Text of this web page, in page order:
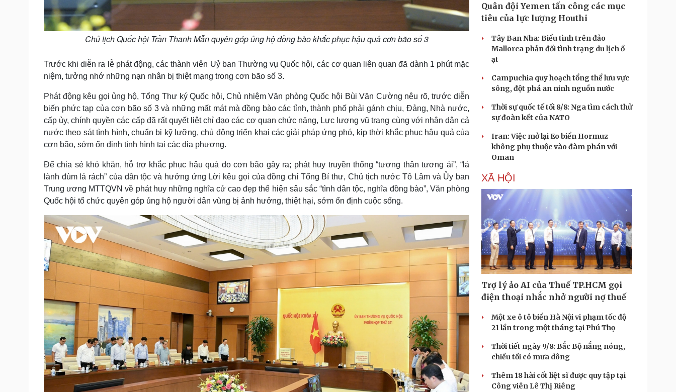
Chủ tịch Quốc hội Trần Thanh Mẫn quyên góp ủng hộ đồng bào khắc phục hậu quả cơn bão số 3
Trước khi diễn ra lễ phát động, các thành viên Uỷ ban Thường vụ Quốc hội, các cơ quan liên quan đã dành 1 phút mặc
niệm, tưởng nhớ những nạn nhân bị thiệt mạng trong cơn bão số 3.
Phát động kêu gọi ủng hộ, Tổng Thư ký Quốc hội, Chủ nhiệm Văn phòng Quốc hội Bùi Văn Cường nêu rõ, trước diễn
biến phức tạp của cơn bão số 3 và những mất mát mà đồng bào các tỉnh, thành phố phải gánh chịu, Đảng, Nhà nước,
cấp ủy, chính quyền các cấp đã rất quyết liệt chỉ đạo các cơ quan chức năng, Lực lượng vũ trang cùng với nhân dân cả
nước theo sát tình hình, chuẩn bị kỹ lưỡng, chủ động triển khai các giải pháp ứng phó, kịp thời khắc phục hậu quả của
cơn bão, sớm ổn định tình hình tại các địa phương.
Để chia sẻ khó khăn, hỗ trợ khắc phục hậu quả do cơn bão gây ra; phát huy truyền thống “tương thân tương ái”, “lá
lành đùm lá rách” của dân tộc và hưởng ứng Lời kêu gọi của đồng chí Tổng Bí thư, Chủ tịch nước Tô Lâm và Ủy ban
Trung ương MTTQVN về phát huy những nghĩa cử cao đẹp thể hiện sâu sắc “tình dân tộc, nghĩa đồng bào”, Văn phòng
Quốc hội tổ chức quyên góp ủng hộ người dân vùng bị ảnh hưởng, thiệt hại, sớm ổn định cuộc sống.
Quân đội Yemen tấn công các mục
tiêu của lực lượng Houthi
Tây Ban Nha: Biểu tình trên đảo
Mallorca phản đối tình trạng du lịch ồ
ạt
Campuchia quy hoạch tổng thể lưu vực
sông, đột phá an ninh nguồn nước
Thời sự quốc tế tối 8/8: Nga tìm cách thử
sự đoàn kết của NATO
Iran: Việc mở lại Eo biển Hormuz
không phụ thuộc vào đàm phán với
Oman
XÃ HỘI
Trợ lý ảo AI của Thuế TP.HCM gọi
điện thoại nhắc nhở người nợ thuế
Một xe ô tô biển Hà Nội vi phạm tốc độ
21 lần trong một tháng tại Phú Thọ
Thời tiết ngày 9/8: Bắc Bộ nắng nóng,
chiều tối có mưa dông
Thêm 18 hài cốt liệt sĩ được quy tập tại
Công viên Lê Thị Riêng